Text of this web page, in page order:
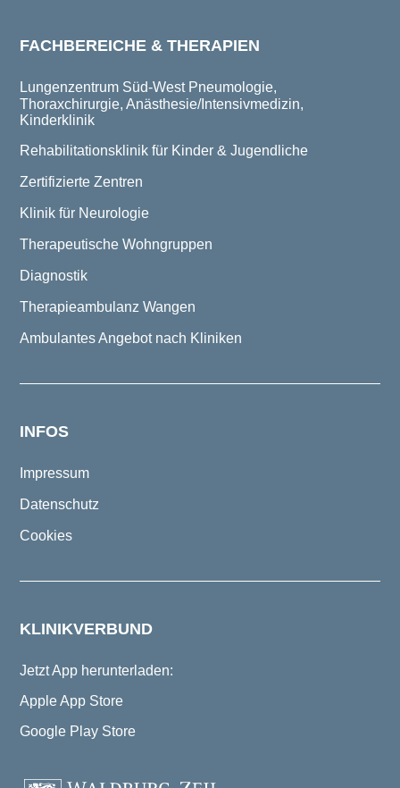
FACHBEREICHE & THERAPIEN
Lungenzentrum Süd-West Pneumologie,
Thoraxchirurgie, Anästhesie/Intensivmedizin,
Kinderklinik
Rehabilitationsklinik für Kinder & Jugendliche
Zertifizierte Zentren
Klinik für Neurologie
Therapeutische Wohngruppen
Diagnostik
Therapieambulanz Wangen
Ambulantes Angebot nach Kliniken
INFOS
Impressum
Datenschutz
Cookies
KLINIKVERBUND
Jetzt App herunterladen:
Apple App Store
Google Play Store